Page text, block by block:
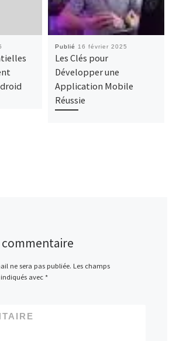
Publié 16 février 2025
Les Clés pour
Développer une
Application Mobile
Réussie
commentaire
ne sera pas publiée. Les champs
avec *